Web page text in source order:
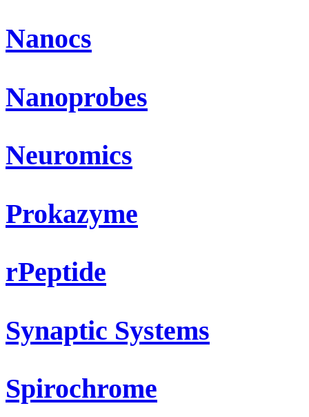
Nanocs
Nanoprobes
Neuromics
Prokazyme
rPeptide
Synaptic Systems
Spirochrome